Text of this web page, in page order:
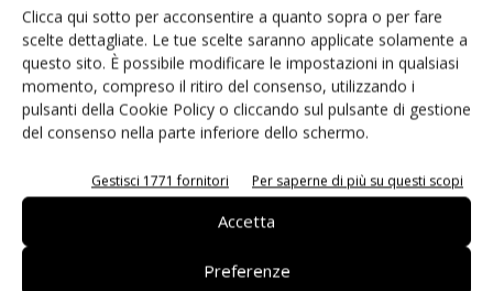
Clicca qui sotto per acconsentire a quanto sopra o per fare
scelte dettagliate. Le tue scelte saranno applicate solamente a
questo sito. È possibile modificare le impostazioni in qualsiasi
momento, compreso il ritiro del consenso, utilizzando i
pulsanti della Cookie Policy o cliccando sul pulsante di gestione
del consenso nella parte inferiore dello schermo.
Gestisci 1771 fornitori Per saperne di più su questi scopi
Accetta
Preferenze
elettronico stanno infatti velocemente tornando a produrre
nel Vecchio continente: il motivo principale è, appunto,
quello delle difficoltà che la stessa Cina sta vivendo in
questo momento (230 aziende chiuse negli ultimi mesi su
un totale di 900 rappresentano una percentuale
anche e soprattutto per quella diminuzione progressiva
della qualità che rappresenta il grande limite delle
produzioni cinesi. Riusciremo ad ovviare a questo
problema, visto che il personale preparato necessario è